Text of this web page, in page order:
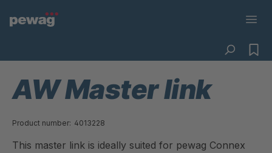
AW Master link
Product number: 4013228
This master link is ideally suited for pewag Connex